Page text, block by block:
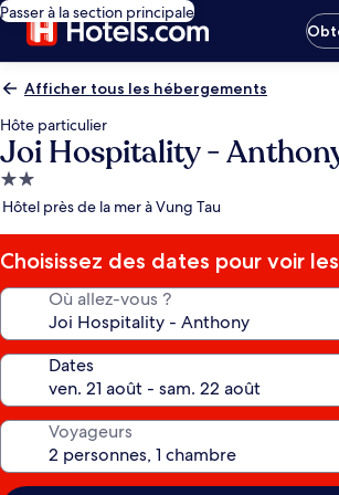
Passer à la section principale
Afficher tous les hébergements
Hôte particulier
Joi Hospitality -
Hébergement
2.0 étoiles
Hôtel près de la mer à Vung Tau
Choisissez des dates pour voir
Où allez-vous ?
Dates
Voyageurs